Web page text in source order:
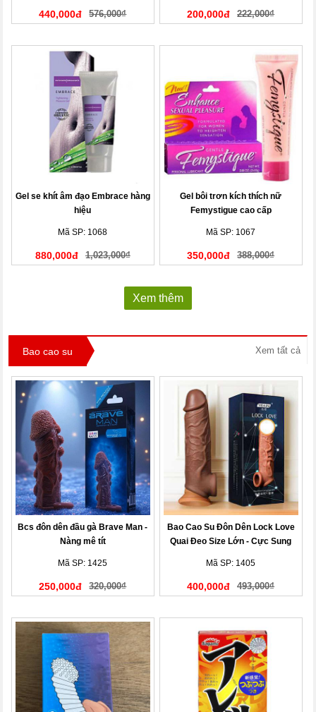
440,000đ 576,000₫ 200,000đ 222,000₫
Gel se khít âm đạo Embrace hàng
hiệu
Mã SP: 1068
880,000đ 1,023,000₫
Gel bôi trơn kích thích nữ
Femystigue cao cấp
Mã SP: 1067
350,000đ 388,000₫
Xem thêm
Bao cao su Xem tất cả
Bcs đôn dên đầu gà Brave Man -
Nàng mê tít
Mã SP: 1425
250,000đ 320,000₫
Bao Cao Su Đôn Dên Lock Love
Quai Đeo Size Lớn - Cực Sung
Mã SP: 1405
400,000đ 493,000₫